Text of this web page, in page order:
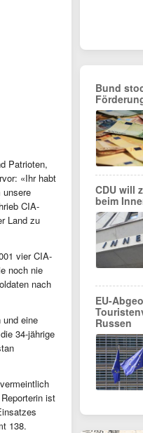
Patrioten,
«Ihr habt
unsere
CIA-
Land zu
vier CIA-
noch nie
nach
und eine
34-jährige
ist
138.
Bund
CDU will
beim
EU-
Russen